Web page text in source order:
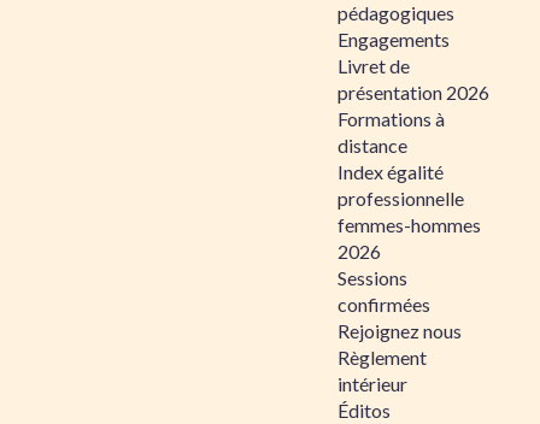
pédagogiques
Engagements
Livret de
présentation 2026
Formations à
distance
Index égalité
professionnelle
femmes-hommes
2026
Sessions
confirmées
Rejoignez nous
Règlement
intérieur
Éditos